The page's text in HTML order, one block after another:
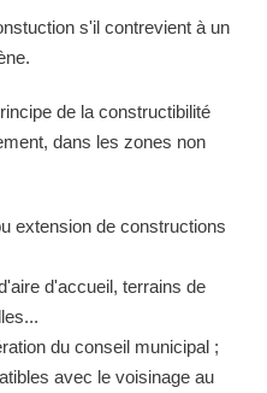
s'il contrevient à un
de la constructibilité
dans les zones non
extension de constructions
d'accueil, terrains de
du conseil municipal ;
avec le voisinage au